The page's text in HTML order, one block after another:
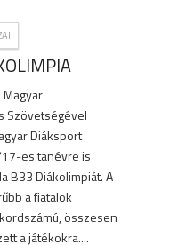
Magyar
Szövetségével
Diáksport
es tanévre is
B33 Diákolimpiát. A
a fiatalok
összesen
a játékokra....